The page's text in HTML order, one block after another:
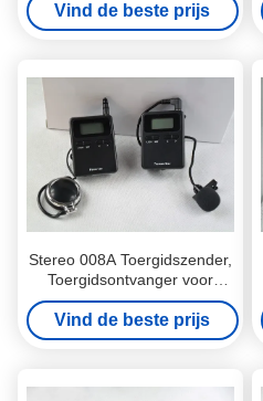
Vind de beste prijs
Stereo 008A Toergidszender,
Toergidsontvanger voor
reisbureaus
Vind de beste prijs